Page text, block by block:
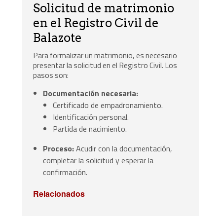
Solicitud de matrimonio
en el Registro Civil de
Balazote
Para formalizar un matrimonio, es necesario
presentar la solicitud en el Registro Civil. Los
pasos son:
Documentación necesaria:
Certificado de empadronamiento.
Identificación personal.
Partida de nacimiento.
Proceso:Acudir con la documentación,
completar la solicitud y esperar la
confirmación.
Relacionados